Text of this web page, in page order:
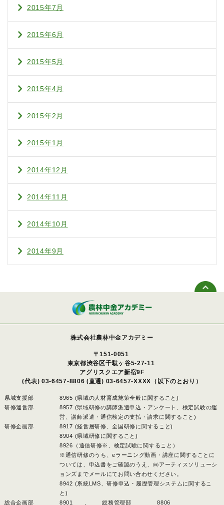
2015年7月
2015年6月
2015年5月
2015年4月
2015年2月
2015年1月
2014年12月
2014年11月
2014年10月
2014年9月
株式会社農林中金アカデミー
〒151-0051
東京都渋谷区千駄ヶ谷5-27-11
アグリスクエア新宿9F
(代表) 03-6457-8806 (直通) 03-6457-XXXX（以下のとおり）
県域支援部
8965 (県域の人材育成施策全般に関すること)
研修運営部
8957 (県域研修の講師派遣申込・アンケート、検定試験の運
営、講師派遣・通信検定の支払・請求に関すること)
研修企画部
8917 (経営層研修、全国研修に関すること)
8904 (県域研修に関すること)
8926（通信研修※、検定試験に関すること）
※通信研修のうち、eラーニング動画・講座に関することに
ついては、申込書をご確認のうえ、㈱アーティスソリューシ
ョンズまでメールにてお問い合わせください。
8942 (系統LMS、研修申込・履歴管理システムに関するこ
と)
総合企画部
8901 、総務管理部 8806